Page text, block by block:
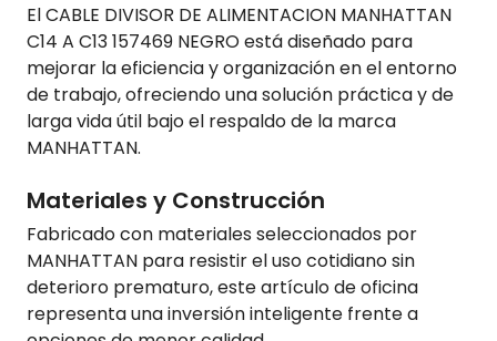
El CABLE DIVISOR DE ALIMENTACION MANHATTAN
C14 A C13 157469 NEGRO está diseñado para
mejorar la eficiencia y organización en el entorno
de trabajo, ofreciendo una solución práctica y de
larga vida útil bajo el respaldo de la marca
MANHATTAN.
Materiales y Construcción
Fabricado con materiales seleccionados por
MANHATTAN para resistir el uso cotidiano sin
deterioro prematuro, este artículo de oficina
representa una inversión inteligente frente a